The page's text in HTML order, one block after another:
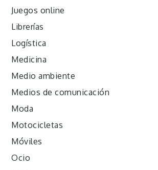
Juegos online
Librerías
Logística
Medicina
Medio ambiente
Medios de comunicación
Moda
Motocicletas
Móviles
Ocio